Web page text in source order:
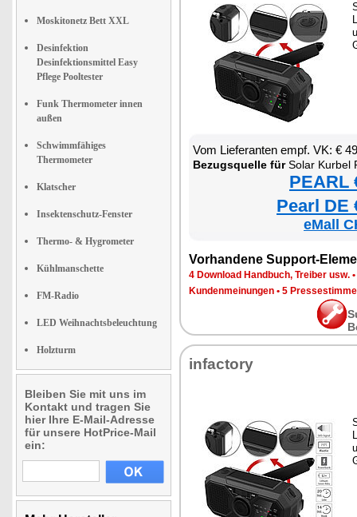
Moskitonetz Bett XXL
Desinfektion
Desinfektionsmittel Easy
Pflege Pooltester
Funk Thermometer innen
außen
Schwimmfähiges
Thermometer
Klatscher
Insektenschutz-Fenster
Thermo- & Hygrometer
Kühlmanschette
FM-Radio
LED Weihnachtsbeleuchtung
Holzturm
Bleiben Sie mit uns im
Kontakt und tragen Sie
hier Ihre E-Mail-Adresse
für unsere HotPrice-Mail
ein:
Vom Lieferanten empf. VK: €
Bezugsquelle fürSolar Kurbel
PEARL
Pearl DE
eMall
Vorhandene Support-
4 Download Handbuch, Treiber usw. •
Kundenmeinungen • 5
infactory